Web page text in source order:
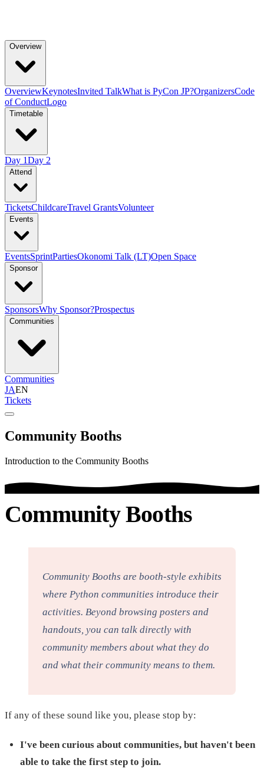
Overview
OverviewKeynotesInvited TalkWhat is PyCon JP?OrganizersCode
of ConductLogo
Timetable
Day 1Day 2
Attend
TicketsChildcareTravel GrantsVolunteer
Events
EventsSprintPartiesOkonomi Talk (LT)Open Space
Sponsor
SponsorsWhy Sponsor?Prospectus
Communities
Communities
JAEN
Tickets
Community Booths
Introduction to the Community Booths
Community Booths
Community Booths are booth-style exhibits
where Python communities introduce their
activities. Beyond browsing posters and
handouts, you can talk directly with
community members about what they do
and what their community means to them.
If any of these sound like you, please stop by:
I've been curious about communities, but haven't been
able to take the first step to join.